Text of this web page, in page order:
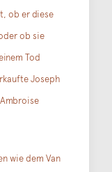
ob er diese
ob sie
Tod
Joseph
wie dem Van